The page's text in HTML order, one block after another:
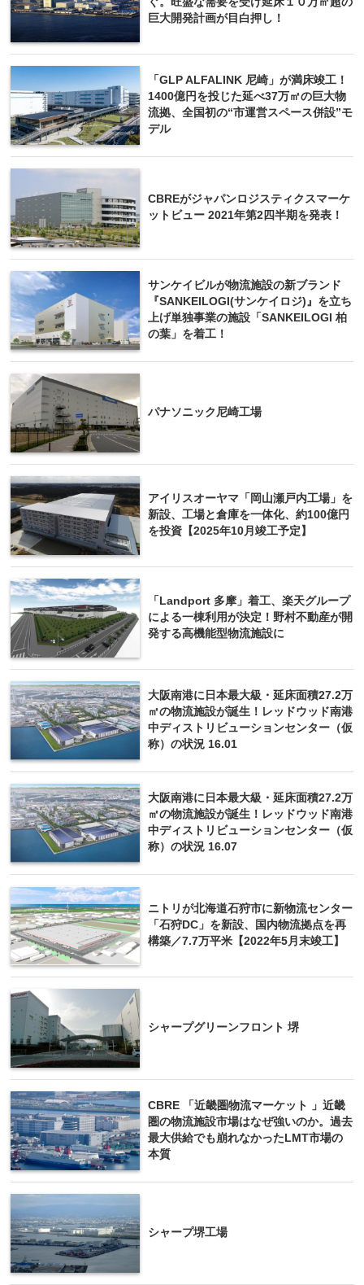
巨大開発計画が目白押し！
「GLP ALFALINK 尼崎」が満床竣工！
1400億円を投じた延べ37万㎡の巨大物
流拠、全国初の“市運営スペース併設”モ
デル
CBREがジャパンロジスティクスマーケ
ットビュー 2021年第2四半期を発表！
サンケイビルが物流施設の新ブランド
『SANKEILOGI(サンケイロジ)』を立ち
上げ単独事業の施設「SANKEILOGI 柏
の葉」を着工！
パナソニック尼崎工場
アイリスオーヤマ「岡山瀬戸内工場」を
新設、工場と倉庫を一体化、約100億円
を投資【2025年10月竣工予定】
「Landport 多摩」着工、楽天グループ
による一棟利用が決定！野村不動産が開
発する高機能型物流施設に
大阪南港に日本最大級・延床面積27.2万
㎡の物流施設が誕生！レッドウッド南港
中ディストリビューションセンター（仮
称）の状況 16.01
大阪南港に日本最大級・延床面積27.2万
㎡の物流施設が誕生！レッドウッド南港
中ディストリビューションセンター（仮
称）の状況 16.07
ニトリが北海道石狩市に新物流センター
「石狩DC」を新設、国内物流拠点を再
構築／7.7万平米【2022年5月末竣工】
シャープグリーンフロント 堺
CBRE 「近畿圏物流マーケット 」近畿
圏の物流施設市場はなぜ強いのか。過去
最大供給でも崩れなかったLMT市場の
本質
シャープ堺工場